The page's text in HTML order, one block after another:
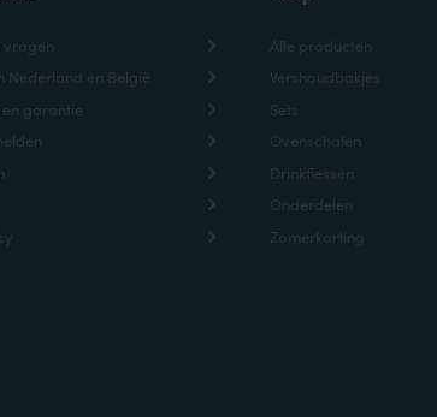
vragen
Nederland en België
garantie
Alle producten
Vershoudbakjes
Sets
Ovenschalen
Drinkflessen
Onderdelen
Zomerkorting